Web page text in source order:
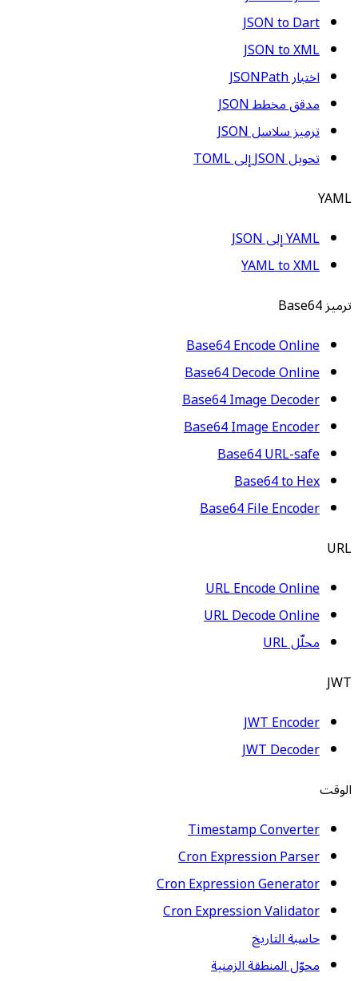
JSON to Dart
JSON to XML
اختبار JSONPath
مدقق مخطط JSON
ترميز سلاسل JSON
تحويل JSON إلى TOML
YAML
YAML إلى JSON
YAML to XML
ترميز Base64
Base64 Encode Online
Base64 Decode Online
Base64 Image Decoder
Base64 Image Encoder
Base64 URL-safe
Base64 to Hex
Base64 File Encoder
URL
URL Encode Online
URL Decode Online
محلّل URL
JWT
JWT Encoder
JWT Decoder
الوقت
Timestamp Converter
Cron Expression Parser
Cron Expression Generator
Cron Expression Validator
حاسبة التاريخ
محوّل المنطقة الزمنية